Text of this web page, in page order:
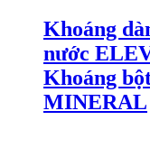
Khoáng
nước
Khoáng
MINERAL